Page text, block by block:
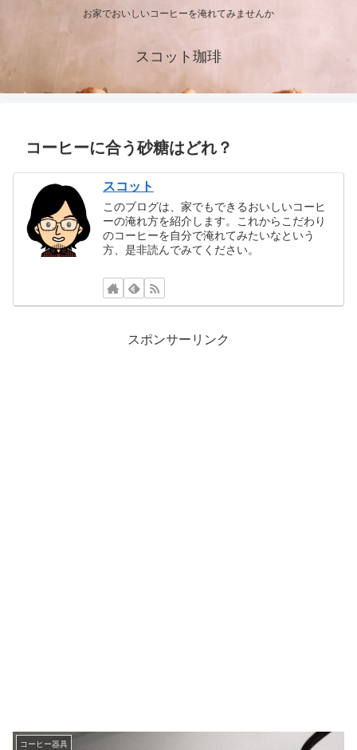
お家でおいしいコーヒーを淹れてみませんか
スコット珈琲
コーヒーに合う砂糖はどれ？
スコット
このブログは、家でもできるおいしいコーヒ
ーの淹れ方を紹介します。これからこだわり
のコーヒーを自分で淹れてみたいなという
方、是非読んでみてください。
スポンサーリンク
コーヒー器具